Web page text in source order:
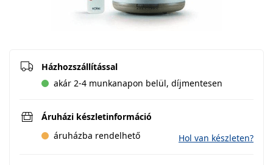
Házhozszállítással
akár 2-4 munkanapon belül, díjmentesen
Áruházi készletinformáció
áruházba rendelhető
Hol van készleten?